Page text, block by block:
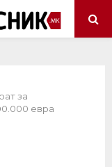
за
евра